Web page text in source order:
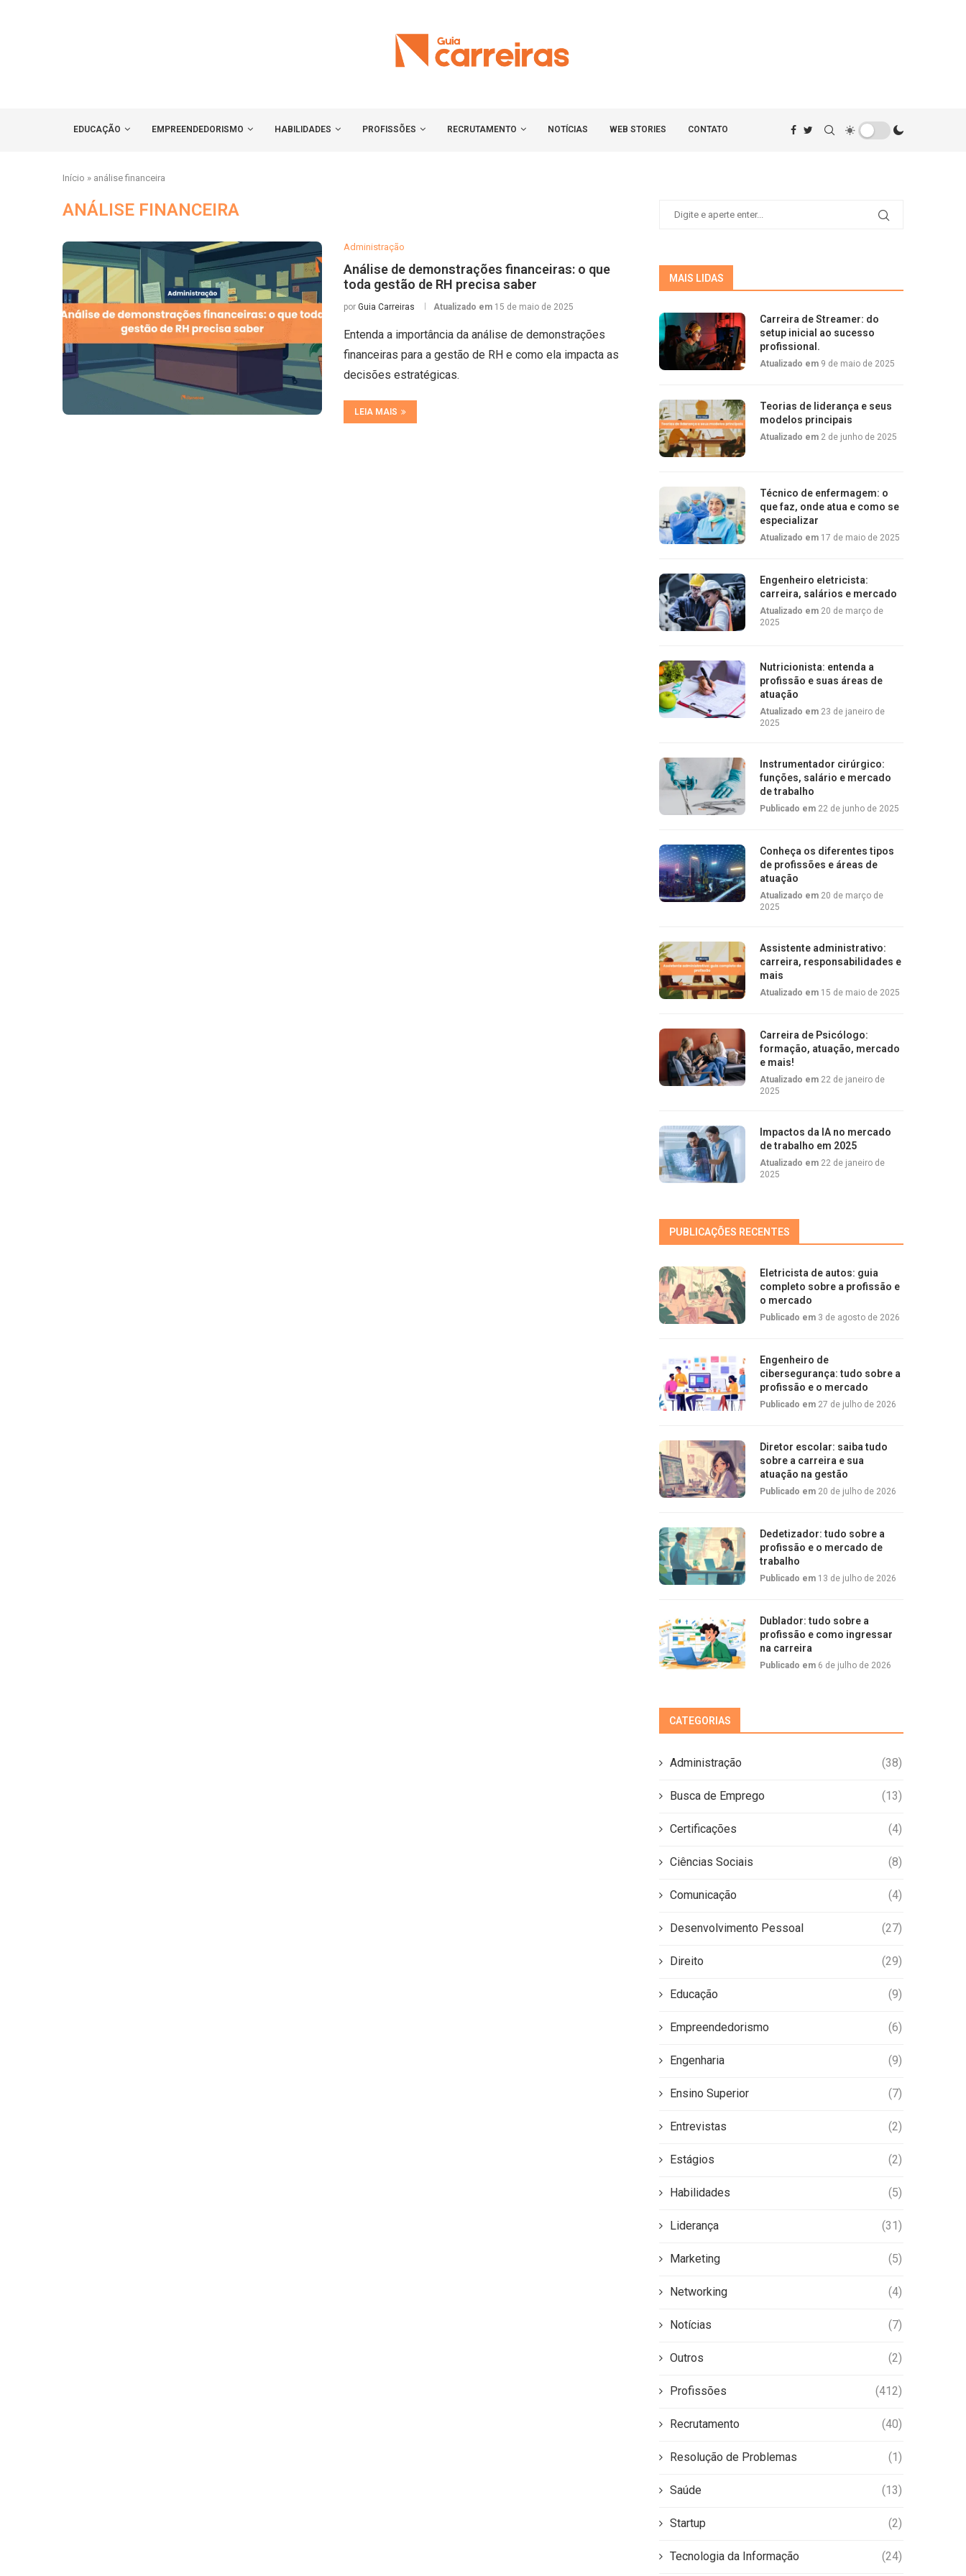
EDUCAÇÃO EMPREENDEDORISMO HABILIDADES PROFISSÕES RECRUTAMENTO NOTÍCIAS WEB STORIES CONTATO
Início » análise financeira
ANÁLISE FINANCEIRA
Administração
Análise de demonstrações financeiras: o que
toda gestão de RH precisa saber
por Guia Carreiras Atualizado em 15 de maio de 2025
Entenda a importância da análise de demonstrações
financeiras para a gestão de RH e como ela impacta as
decisões estratégicas.
LEIA MAIS
MAIS LIDAS
Carreira de Streamer: do
setup inicial ao sucesso
profissional.
Atualizado em 9 de maio de 2025
Teorias de liderança e seus
modelos principais
Atualizado em 2 de junho de 2025
Técnico de enfermagem: o
que faz, onde atua e como se
especializar
Atualizado em 17 de maio de 2025
Engenheiro eletricista:
carreira, salários e mercado
Atualizado em 20 de março de
2025
Nutricionista: entenda a
profissão e suas áreas de
atuação
Atualizado em 23 de janeiro de
2025
Instrumentador cirúrgico:
funções, salário e mercado
de trabalho
Publicado em 22 de junho de 2025
Conheça os diferentes tipos
de profissões e áreas de
atuação
Atualizado em 20 de março de
2025
Assistente administrativo:
carreira, responsabilidades e
mais
Atualizado em 15 de maio de 2025
Carreira de Psicólogo:
formação, atuação, mercado
e mais!
Atualizado em 22 de janeiro de
2025
Impactos da IA no mercado
de trabalho em 2025
Atualizado em 22 de janeiro de
2025
PUBLICAÇÕES RECENTES
Eletricista de autos: guia
completo sobre a profissão e
o mercado
Publicado em 3 de agosto de 2026
Engenheiro de
cibersegurança: tudo sobre a
profissão e o mercado
Publicado em 27 de julho de 2026
Diretor escolar: saiba tudo
sobre a carreira e sua
atuação na gestão
Publicado em 20 de julho de 2026
Dedetizador: tudo sobre a
profissão e o mercado de
trabalho
Publicado em 13 de julho de 2026
Dublador: tudo sobre a
profissão e como ingressar
na carreira
Publicado em 6 de julho de 2026
CATEGORIAS
Administração (38)
Busca de Emprego (13)
Certificações (4)
Ciências Sociais (8)
Comunicação (4)
Desenvolvimento Pessoal (27)
Direito (29)
Educação (9)
Empreendedorismo (6)
Engenharia (9)
Ensino Superior (7)
Entrevistas (2)
Estágios (2)
Habilidades (5)
Liderança (31)
Marketing (5)
Networking (4)
Notícias (7)
Outros (2)
Profissões (412)
Recrutamento (40)
Resolução de Problemas (1)
Saúde (13)
Startup (2)
Tecnologia da Informação (24)